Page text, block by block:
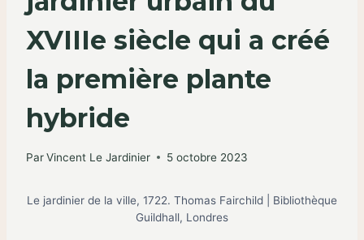
XVIIIe siècle qui a créé
la première plante
hybride
ParVincent Le Jardinier 5 octobre 2023
Le jardinier de la ville, 1722. Thomas Fairchild | Bibliothèque
Guildhall, Londres